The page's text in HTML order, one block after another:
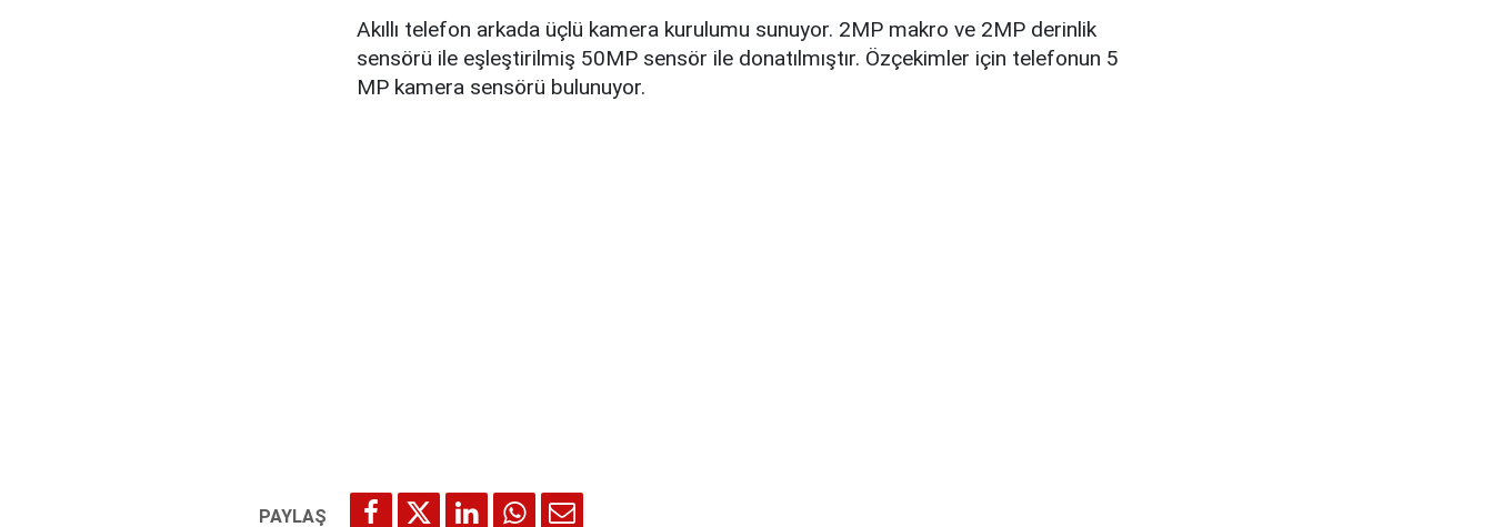
Akıllı telefon arkada üçlü kamera kurulumu sunuyor. 2MP makro ve 2MP derinlik
sensörü ile eşleştirilmiş 50MP sensör ile donatılmıştır. Özçekimler için telefonun 5
MP kamera sensörü bulunuyor.